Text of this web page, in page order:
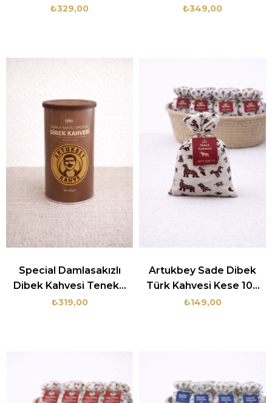
₺329,00
250 gr
₺349,00
Special Damlasakızlı
Dibek Kahvesi Teneke
Kutu 250 gr
₺319,00
Artukbey Sade Dibek
Türk Kahvesi Kese 100
gr
₺149,00